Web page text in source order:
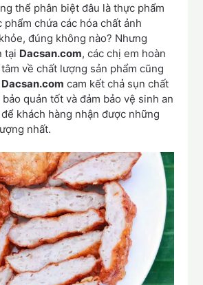
thể phân biệt đâu là thực phẩm
phẩm chứa các hóa chất ảnh
đúng không nào? Nhưng
tại Dacsan.com, các chị em hoàn
về chất lượng sản phẩm cũng
Dacsan.com cam kết chả sụn chất
quản tốt và đảm bảo vệ sinh an
khách hàng nhận được những
nhất.